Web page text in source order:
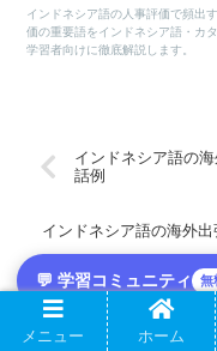
💬 学習コミュニティ 無
インドネシア語の人事評価で頻出
価の重要語をインドネシア語・カ
学習者向けに徹底解説します。
インドネシア語の
話例
インドネシア語の海外
ホーム
インド
メニュー
ホーム